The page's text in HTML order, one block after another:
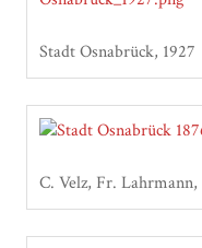
Stadt Osnabrück 1927
C. Velz, Fr. Lahrmann